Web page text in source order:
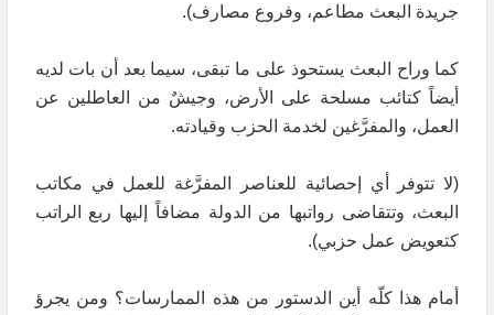
جريدة البعث مطاعم، وفروع مصارف).
كما وراح البعث يستحوذ على ما تبقى، سيما بعد أن بات لديه
أيضاً كتائب مسلحة على الأرض، وجيشٌ من العاطلين عن
العمل، والمفرَّغين لخدمة الحزب وقيادته.
(لا تتوفر أي إحصائية للعناصر المفرَّغة للعمل في مكاتب
البعث، وتتقاضى رواتبها من الدولة مضافاً إليها ربع الراتب
كتعويض عمل حزبي).
أمام هذا كلّه أين الدستور من هذه الممارسات؟ ومن يجرؤ